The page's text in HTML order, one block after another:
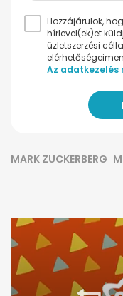
Hozzájárulok,
hírlevel(ek)et
üzletszerzési
Az adatkezelés
MARK ZUCKERBERG